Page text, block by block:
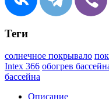
Теги
солнечное покрывало
Intex 366 обогрев
бассейна
Описание